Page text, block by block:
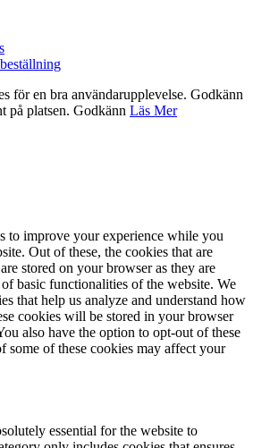
för en bra användarupplevelse. Godkänn
på platsen. Godkänn Läs Mer
to improve your experience while you
Out of these, the cookies that are
stored on your browser as they are
basic functionalities of the website. We
that help us analyze and understand how
cookies will be stored in your browser
also have the option to opt-out of these
some of these cookies may affect your
essential for the website to